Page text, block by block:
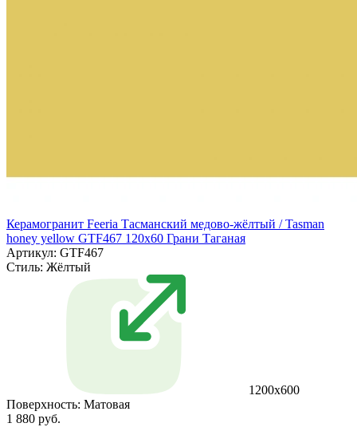
Керамогранит Feeria Тасманский медово‑жёлтый / Tasman
honey yellow GTF467 120х60 Грани Таганая
Артикул: GTF467
Стиль: Жёлтый
1200х600
Поверхность: Матовая
1 880 руб.